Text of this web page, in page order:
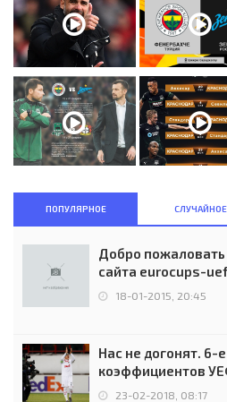
ПОПУЛЯРНОЕ СЛУЧАЙНОЕ
Добро
сайта eurocups-
18-01-2015, 20:45
Нас не догонят. 6-
коэффициентов
Россией
23-02-2018, 08:17